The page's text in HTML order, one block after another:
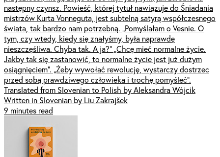
następny czynsz. Powieść, której tytuł nawiązuje do Śniadania
mistrzów Kurta Vonneguta, jest subtelną satyrą współczesnego
świata, tak bardzo nam potrzebną. „Pomyślałam o Vesnie. O
tym, czy wtedy, kiedy się znałyśmy, była naprawdę
nieszczęśliwa. Chyba tak. A ja?” „Chcę mieć normalne życie.
Jakby tak się zastanowić, to normalne życie jest już dużym
osiągnięciem”. „Żeby wywołać rewolucję, wystarczy dostrzec
przed sobą prawdziwego człowieka i trochę pomyśleć”.
Translated from Slovenian to Polish by Aleksandra Wójcik
Written in Slovenian by Liu Zakrajšek
9 minutes read